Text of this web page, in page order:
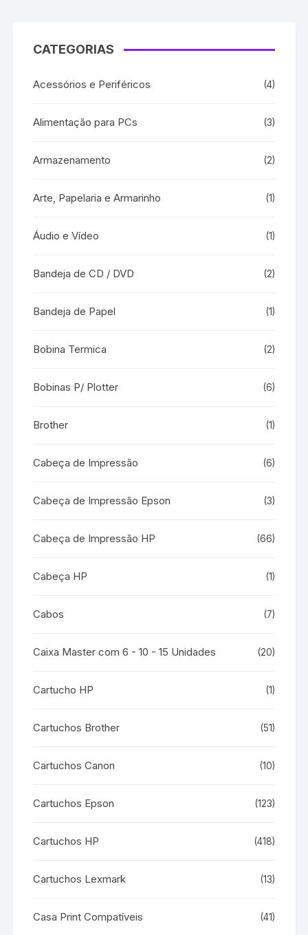
CATEGORIAS
Acessórios e Periféricos (4)
Alimentação para PCs (3)
Armazenamento (2)
Arte, Papelaria e Armarinho (1)
Áudio e Vídeo (1)
Bandeja de CD / DVD (2)
Bandeja de Papel (1)
Bobina Termica (2)
Bobinas P/ Plotter (6)
Brother (1)
Cabeça de Impressão (6)
Cabeça de Impressão Epson (3)
Cabeça de Impressão HP (66)
Cabeça HP (1)
Cabos (7)
Caixa Master com 6 - 10 - 15 Unidades (20)
Cartucho HP (1)
Cartuchos Brother (51)
Cartuchos Canon (10)
Cartuchos Epson (123)
Cartuchos HP (418)
Cartuchos Lexmark (13)
Casa Print Compatíveis (41)